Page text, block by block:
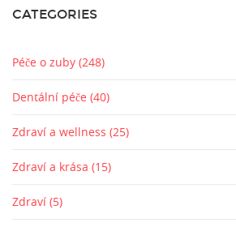
CATEGORIES
Péče o zuby (248)
Dentální péče (40)
Zdraví a wellness (25)
Zdraví a krása (15)
Zdraví (5)